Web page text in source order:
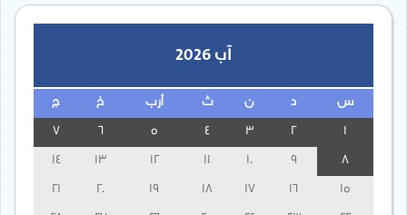
آب 2026
س ن ث أرب خ ج
3
13
14
15
16
17
18
19
20
21